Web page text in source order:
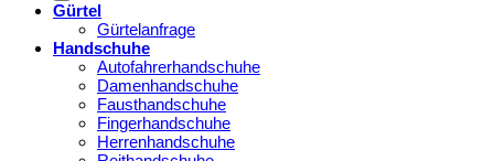
Gürtel
Gürtelanfrage
Handschuhe
Autofahrerhandschuhe
Damenhandschuhe
Fausthandschuhe
Fingerhandschuhe
Herrenhandschuhe